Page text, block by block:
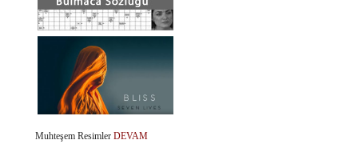
Muhteşem Resimler DEVAM